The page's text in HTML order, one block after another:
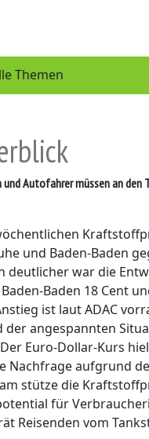
Autofahrer müssen an den
und Baden-Baden
deutlicher war die
Baden 18 Cent
ist laut ADAC
angespannten
Euro-Dollar-Kurs
Nachfrage aufgrund
stütze die
für
Reisenden vom